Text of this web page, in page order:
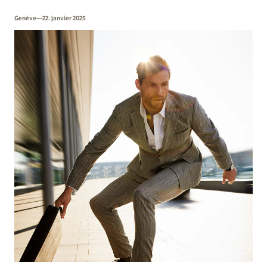
Genève—22. janvier 2025